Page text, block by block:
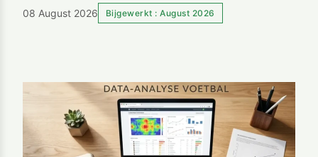
08 August 2026 Bijgewerkt : August 2026